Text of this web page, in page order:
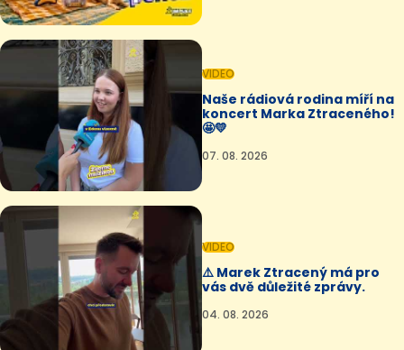
VIDEO
Naše rádiová rodina míří na
koncert Marka Ztraceného!
🤩💛
07. 08. 2026
VIDEO
⚠️ Marek Ztracený má pro
vás dvě důležité zprávy.
04. 08. 2026